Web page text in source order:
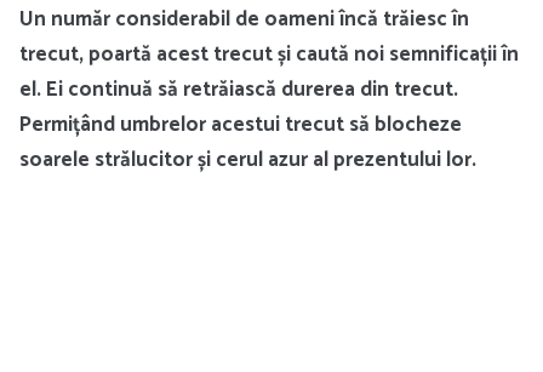
Un număr considerabil de oameni încă trăiesc în
trecut, poartă acest trecut și caută noi semnificații în
el. Ei continuă să retrăiască durerea din trecut.
Permițând umbrelor acestui trecut să blocheze
soarele strălucitor și cerul azur al prezentului lor.